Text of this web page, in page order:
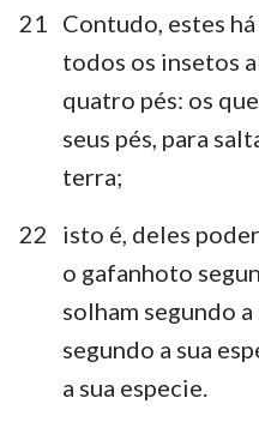
21
Contudo, estes
todos os insetos
quatro pés: os
seus pés, para
terra;
22
isto é, deles
o gafanhoto
solham segundo
segundo a sua
a sua especie.